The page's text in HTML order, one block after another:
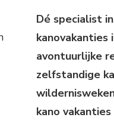
Dé specialist
kanovakanties
avontuurlijke
zelfstandige
kano